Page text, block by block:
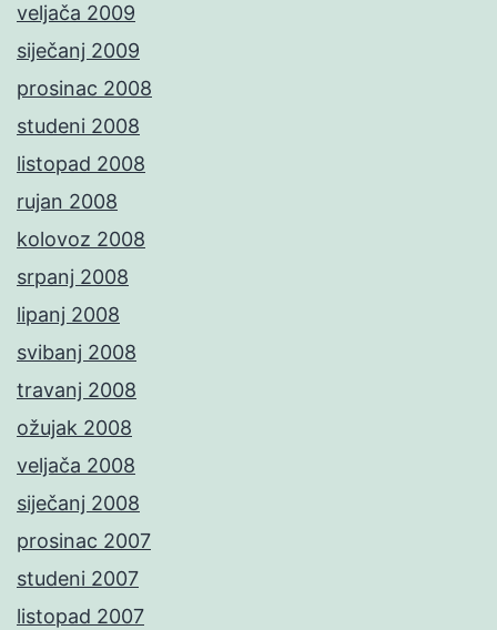
veljača 2009
siječanj 2009
prosinac 2008
studeni 2008
listopad 2008
rujan 2008
kolovoz 2008
srpanj 2008
lipanj 2008
svibanj 2008
travanj 2008
ožujak 2008
veljača 2008
siječanj 2008
prosinac 2007
studeni 2007
listopad 2007